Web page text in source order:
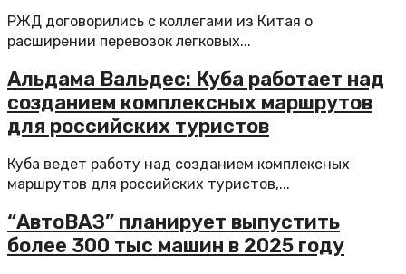
РЖД договорились с коллегами из Китая о
расширении перевозок легковых...
Альдама Вальдес: Куба работает над
созданием комплексных маршрутов
для российских туристов
Куба ведет работу над созданием комплексных
маршрутов для российских туристов,...
“АвтоВАЗ” планирует выпустить
более 300 тыс машин в 2025 году